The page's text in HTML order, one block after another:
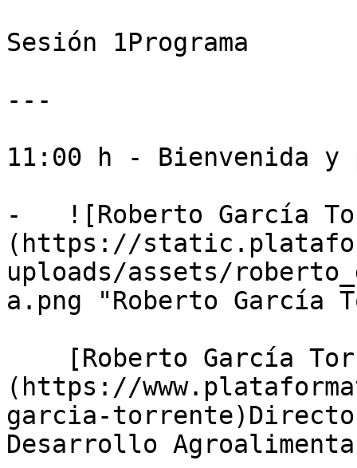
Sesión 1Programa
---
11:00 h - Bienvenida y
-   ![Roberto García
(https://
uploads/assets/
a.png "Roberto García
(https://
garcia-
Desarrollo